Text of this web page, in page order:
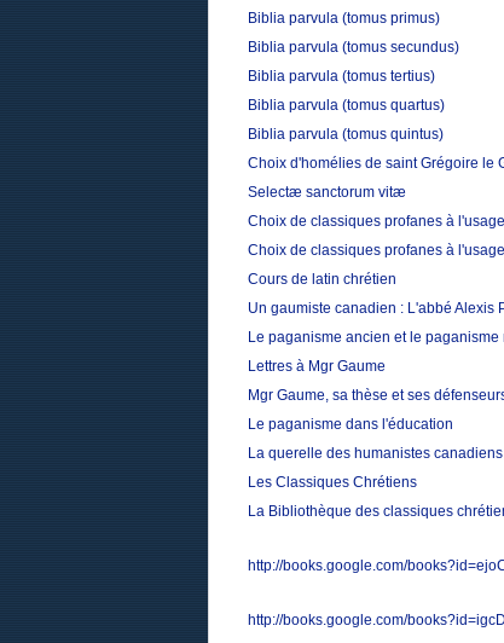
Biblia parvula (tomus primus)
Biblia parvula (tomus secundus)
Biblia parvula (tomus tertius)
Biblia parvula (tomus quartus)
Biblia parvula (tomus quintus)
Choix d'homélies de saint Grégoire le
Selectæ sanctorum vitæ
Choix de classiques profanes à
Choix de classiques profanes à
Cours de latin chrétien
Un gaumiste canadien : L'abbé Alexis
Le paganisme ancien et le paganisme
Lettres à Mgr Gaume
Mgr Gaume, sa thèse et ses
Le paganisme dans l'éducation
La querelle des humanistes
Les Classiques Chrétiens
La Bibliothèque des classiques
http://books.google.com/
http://books.google.com/